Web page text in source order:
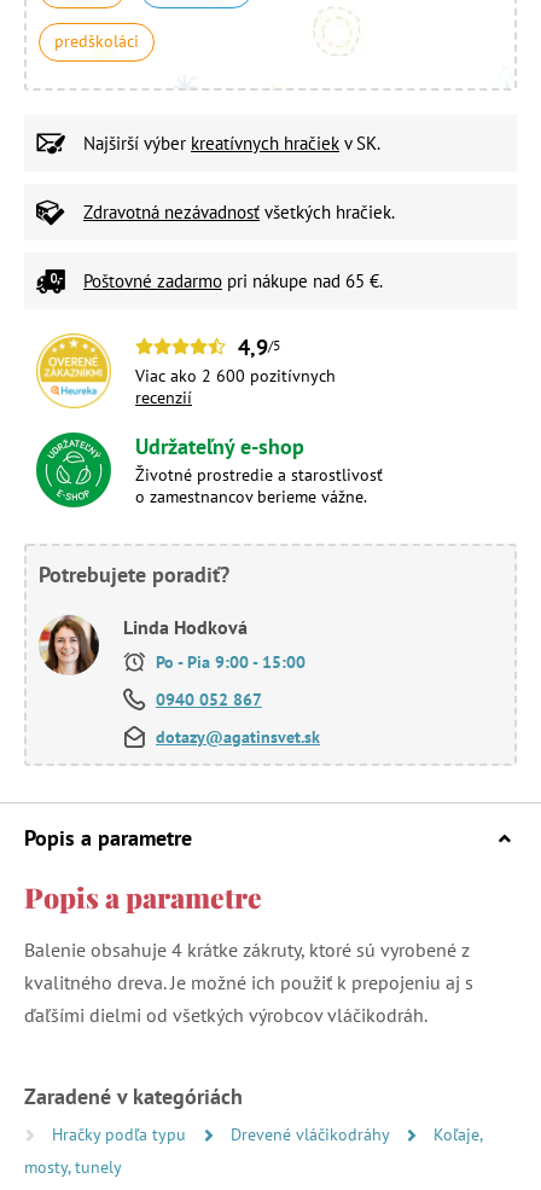
predškoláci
Najširší výber kreatívnych hračiek v SK.
Zdravotná nezávadnosť všetkých hračiek.
Poštovné zadarmo pri nákupe nad 65 €.
4,9/5
Viac ako 2 600 pozitívnych
recenzií
Udržateľný e-shop
Životné prostredie a starostlivosť
o zamestnancov berieme vážne.
Potrebujete poradiť?
Linda Hodková
Po - Pia 9:00 - 15:00
0940 052 867
dotazy@agatinsvet.sk
Popis a parametre
Popis a parametre
Balenie obsahuje 4 krátke zákruty, ktoré sú vyrobené z
kvalitného dreva. Je možné ich použiť k prepojeniu aj s
ďaľšími dielmi od všetkých výrobcov vláčikodráh.
Zaradené v kategóriách
Hračky podľa typu Drevené vláčikodráhy
Koľaje,
mosty, tunely